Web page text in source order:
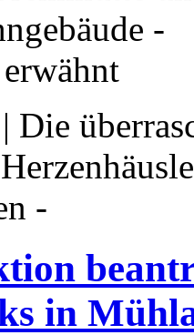
| Die
-
in